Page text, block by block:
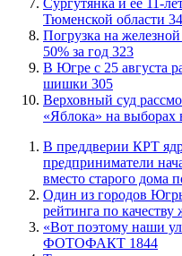
Тюменской области
​Погрузка на
50% за год 323
​В Югре с 25 августа
шишки 305
​Верховный суд
«Яблока» на выборах
​В преддверии КРТ
предприниматели
вместо старого дома
Один из городов
рейтинга по качеству
«Вот поэтому наши
ФОТОФАКТ 1844